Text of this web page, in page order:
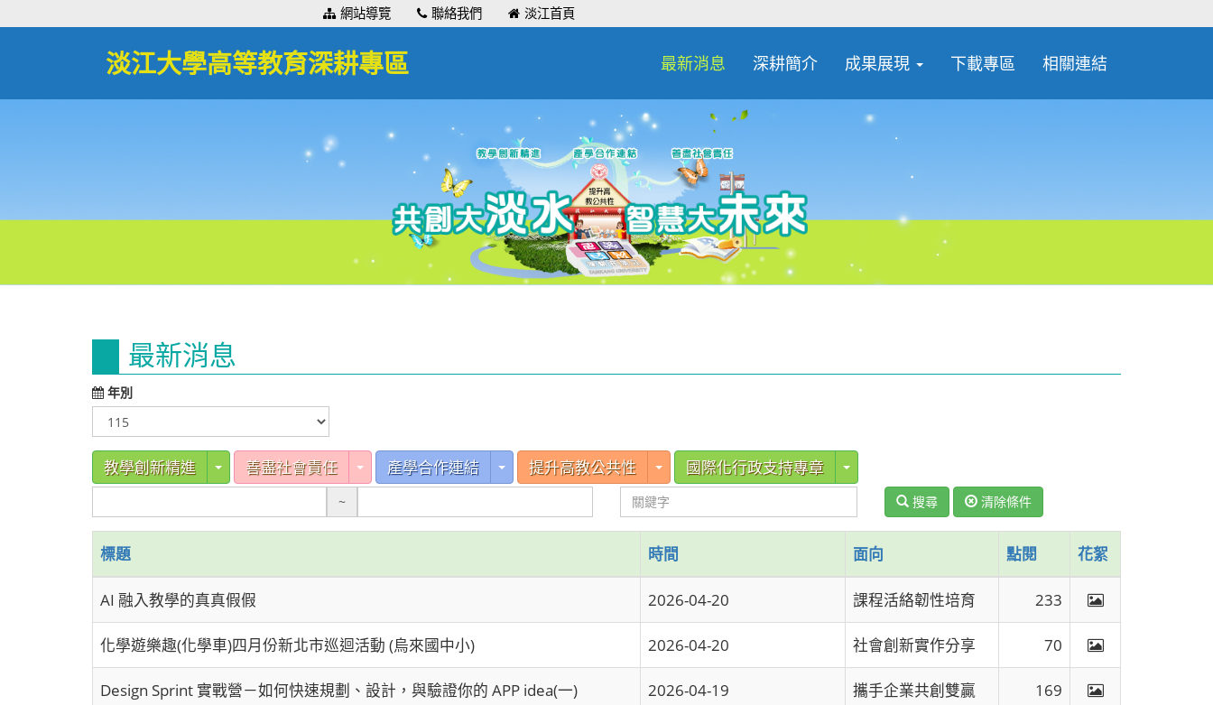
網站導覽 聯絡我們 淡江首頁
淡江大學高等教育深耕專區 最新消息 深耕簡介 成果展現 下載專區 相關連結
最新消息
年別
教學創新精進 Toggle Dropdown
善盡社會責任 Toggle Dropdown
產學合作連結 Toggle Dropdown
提升高教公共性 Toggle Dropdown
國際化行政支持專章 Toggle Dropdown
~ 搜尋 清除條件
標題 時間 面向 點閱 花絮
AI 融入教學的真真假假 2026-04-20 課程活絡韌性培育 233
化學遊樂趣(化學車)四月份新北市巡迴活動 (烏來國中小) 2026-04-20 社會創新實作分享 70
Design Sprint 實戰營－如何快速規劃、設計，與驗證你的 APP idea(一) 2026-04-19 攜手企業共創雙贏 169